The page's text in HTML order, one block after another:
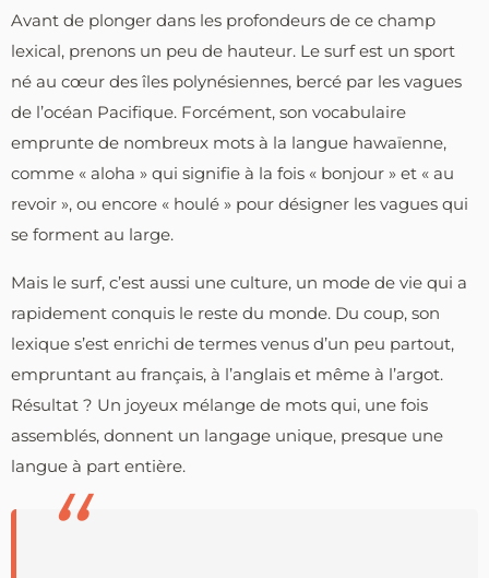
Avant de plonger dans les profondeurs de ce champ
lexical, prenons un peu de hauteur. Le surf est un sport
né au cœur des îles polynésiennes, bercé par les vagues
de l’océan Pacifique. Forcément, son vocabulaire
emprunte de nombreux mots à la langue hawaïenne,
comme « aloha » qui signifie à la fois « bonjour » et « au
revoir », ou encore « houlé » pour désigner les vagues qui
se forment au large.
Mais le surf, c’est aussi une culture, un mode de vie qui a
rapidement conquis le reste du monde. Du coup, son
lexique s’est enrichi de termes venus d’un peu partout,
empruntant au français, à l’anglais et même à l’argot.
Résultat ? Un joyeux mélange de mots qui, une fois
assemblés, donnent un langage unique, presque une
langue à part entière.